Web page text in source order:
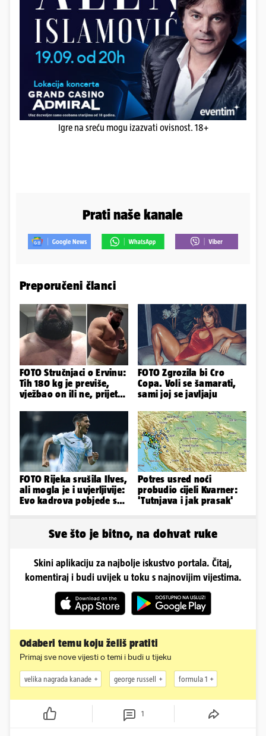
Igre na sreću mogu izazvati ovisnost. 18+
Prati naše kanale
Preporučeni članci
FOTO Stručnjaci o Ervinu:
Tih 180 kg je previše,
vježbao on ili ne, prijete
FOTO Zgrozila bi Cro
Copa. Voli se šamarati,
sami joj se javljaju
FOTO Rijeka srušila Ilves,
ali mogla je i uvjerljivije:
Evo kadrova pobjede s
Potres usred noći
probudio cijeli Kvarner:
'Tutnjava i jak prasak'
Sve što je bitno, na dohvat ruke
Skini aplikaciju za najbolje iskustvo portala. Čitaj,
komentiraj i budi uvijek u toku s najnovijim vijestima.
Odaberi temu koju želiš pratiti
Primaj sve nove vijesti o temi i budi u tijeku
velika nagrada kanade george russell formula 1
1